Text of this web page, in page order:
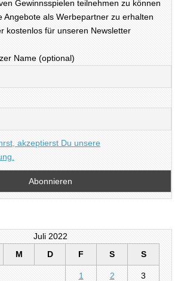
Gewinnsspielen teilnehmen zu können
Angebote als Werbepartner zu erhalten
kostenlos für unseren Newsletter
Name (optional)
akzeptierst Du unsere
Juli 2022
M D F S S
1 2 3